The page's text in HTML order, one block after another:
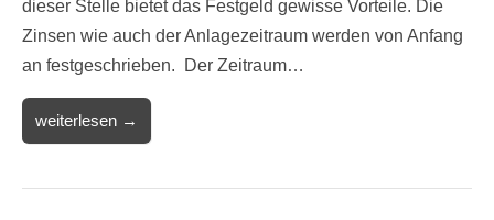
dieser Stelle bietet das Festgeld gewisse Vorteile. Die
Zinsen wie auch der Anlagezeitraum werden von Anfang
an festgeschrieben. Der Zeitraum…
weiterlesen →